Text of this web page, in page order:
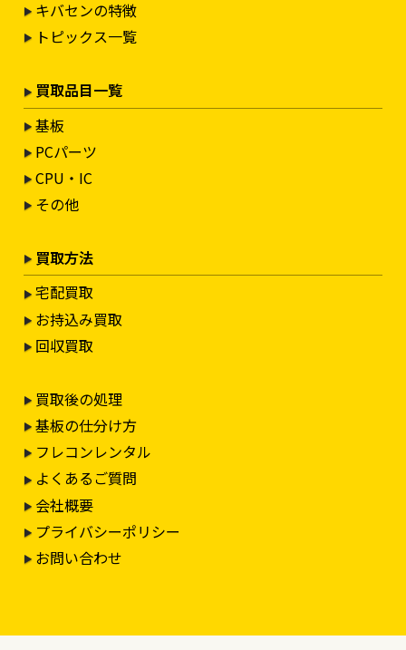
キバセンの特徴
トピックス一覧
買取品目一覧
基板
PCパーツ
CPU・IC
その他
買取方法
宅配買取
お持込み買取
回収買取
買取後の処理
基板の仕分け方
フレコンレンタル
よくあるご質問
会社概要
プライバシーポリシー
お問い合わせ